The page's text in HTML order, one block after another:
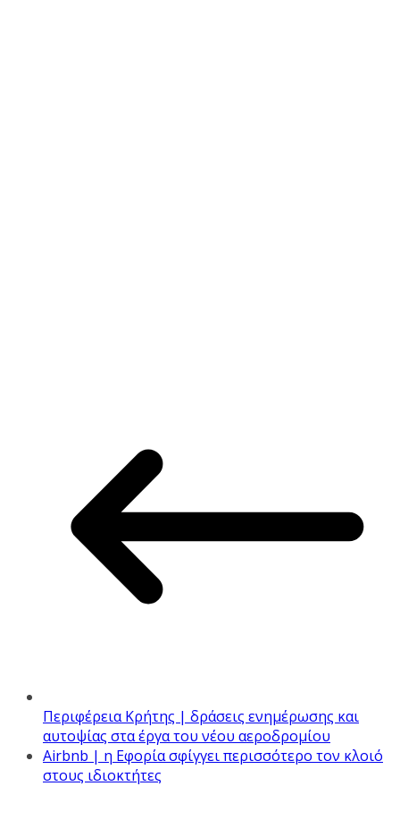
Περιφέρεια Κρήτης | δράσεις ενημέρωσης και
αυτοψίας στα έργα του νέου αεροδρομίου
Airbnb | η Εφορία σφίγγει περισσότερο τον κλοιό
στους ιδιοκτήτες